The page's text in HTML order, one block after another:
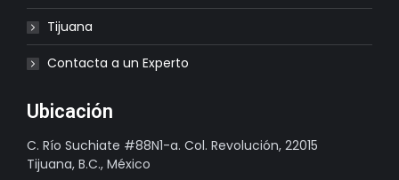
Tijuana
Contacta a un Experto
Ubicación
C. Río Suchiate #88N1-a. Col. Revolución, 22015
Tijuana, B.C., México